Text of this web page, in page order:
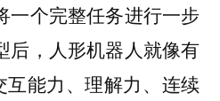
一个完整任务进行一步
后，人形机器人就像有
互能力、理解力、连续